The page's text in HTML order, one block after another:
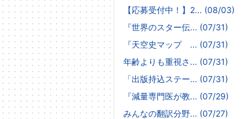
【応募受付中！】2... (08/03)
『世界のスター伝... (07/31)
『天空史マップ ... (07/31)
年齢よりも重視さ... (07/31)
「出版持込ステー... (07/31)
『減量専門医が教... (07/29)
みんなの翻訳分野... (07/27)